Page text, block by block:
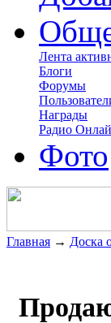
Лента
Блоги
Форумы
Награды
Радио
Фото
Главная → Доска